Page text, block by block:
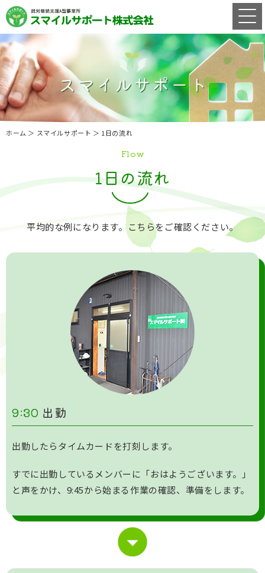
ホーム ＞ スマイルサポート ＞ 1日の流れ
Flow
1日の流れ
平均的な例になります。こちらをご確認ください。
9:30 出勤
出勤したらタイムカードを打刻します。
すでに出勤しているメンバーに「おはようございます。」
と声をかけ、9:45から始まる作業の確認、準備をします。